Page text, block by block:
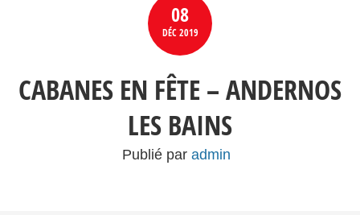
08
DÉC2019
CABANES EN FÊTE – ANDERNOS
LES BAINS
Publié par admin